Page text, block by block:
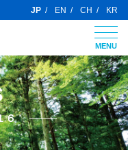
JP EN CH KR
MENU
６